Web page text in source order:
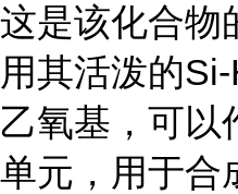
这是该化合物
用其活泼的
乙氧基，可以
单元，用于合